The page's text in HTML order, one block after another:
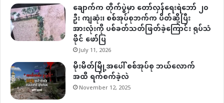
ချောက်က တိုက်ပွဲမှာ တော်လှန်ရေးရဲဘော် ၂၀
ဦး ကျဆုံး၊ စစ်အုပ်စုဘက်က ပိတ်ဆို့ပြီး
အားလုံးကို ပစ်ခတ်သတ်ဖြတ်ခဲ့ကြောင်း ရုပ်သံ
ဖိုင် ဖော်ပြ
July 11, 2026
မိုးမိတ်မြို့အပေါ် စစ်အုပ်စု ဘယ်လောက်
အထိ ရက်စက်ခဲ့လဲ
November 12, 2025